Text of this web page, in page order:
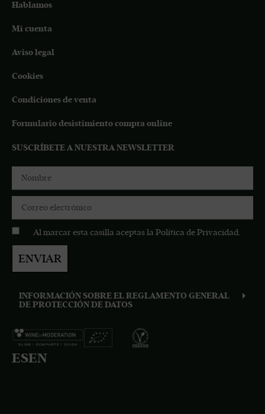
Hablamos
Mi cuenta
Aviso legal
Cookies
Condiciones de venta
Formulario desistimiento compra online
SUSCRÍBETE A NUESTRA NEWSLETTER
Al marcar esta casilla aceptas la Política de Privacidad.
ENVIAR
INFORMACIÓN SOBRE EL REGLAMENTO GENERAL
DE PROTECCIÓN DE DATOS
ESEN